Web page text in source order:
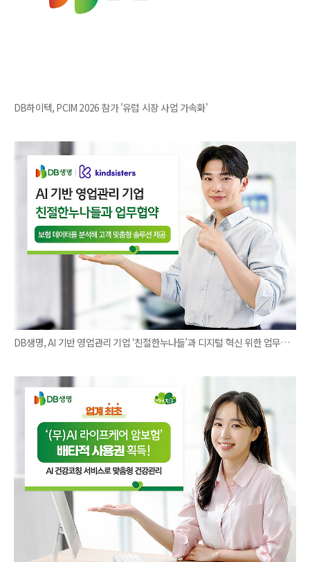
DB하이텍, PCIM 2026 참가 '유럽 시장 사업 가속화'
DB생명, AI 기반 영업관리 기업 ‘친절한누나들’과 디지털 혁신 위한 업무협약 체결